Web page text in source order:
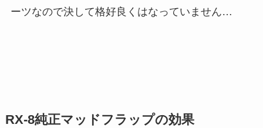
ーツなので決して格好良くはなっていません…
RX-8純正マッドフラップの効果